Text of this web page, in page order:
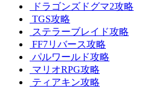
ドラゴンズドグマ2攻略
TGS攻略
ステラーブレイド攻略
FF7リバース攻略
パルワールド攻略
マリオRPG攻略
ティアキン攻略